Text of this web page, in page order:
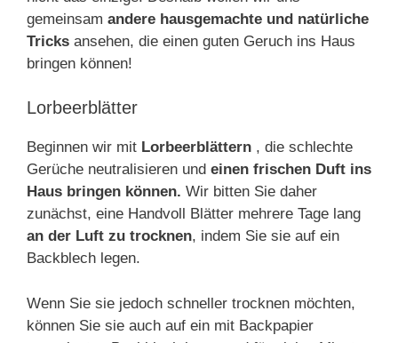
gemeinsam andere hausgemachte und natürliche
Tricks ansehen, die einen guten Geruch ins Haus
bringen können!
Lorbeerblätter
Beginnen wir mit Lorbeerblättern , die schlechte
Gerüche neutralisieren und einen frischen Duft ins
Haus bringen können. Wir bitten Sie daher
zunächst, eine Handvoll Blätter mehrere Tage lang
an der Luft zu trocknen, indem Sie sie auf ein
Backblech legen.
Wenn Sie sie jedoch schneller trocknen möchten,
können Sie sie auch auf ein mit Backpapier